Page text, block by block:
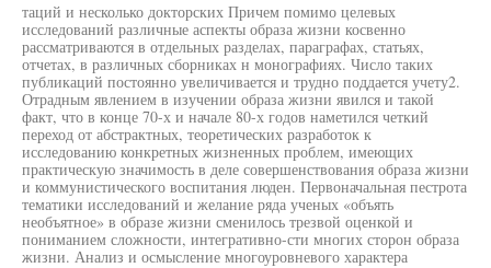
таций и несколько докторских Причем помимо целевых
исследований различные аспекты образа жизни косвенно
рассматриваются в отдельных разделах, параграфах, статьях,
отчетах, в различных сборниках н монографиях. Число таких
публикаций постоянно увеличивается и трудно поддается учету2.
Отрадным явлением в изучении образа жизни явился и такой
факт, что в конце 70-х и начале 80-х годов наметился четкий
переход от абстрактных, теоретических разработок к
исследованию конкретных жизненных проблем, имеющих
практическую значимость в деле совершенствования образа жизни
и коммунистического воспитания люден. Первоначальная пестрота
тематики исследований и желание ряда ученых «объять
необъятное» в образе жизни сменилось трезвой оценкой и
пониманием сложности, интегративно-сти многих сторон образа
жизни. Анализ и осмысление многоуровневого характера